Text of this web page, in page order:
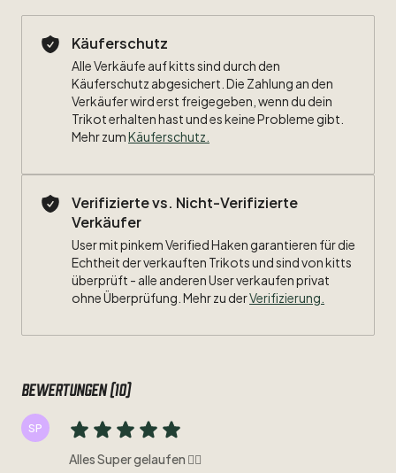
Käuferschutz
Alle Verkäufe auf kitts sind durch den
Käuferschutz abgesichert. Die Zahlung an den
Verkäufer wird erst freigegeben, wenn du dein
Trikot erhalten hast und es keine Probleme gibt.
Mehr zumKäuferschutz
Verifizierte vs. Nicht-Verifizierte
Verkäufer
User mit pinkem Verified Haken garantieren für die
Echtheit der verkauften Trikots und sind von kitts
überprüft - alle anderen User verkaufen privat
ohne Überprüfung. Mehr zu derVerifizierung.
Bewertungen (10)
SP
Alles Super gelaufen 👍🏻